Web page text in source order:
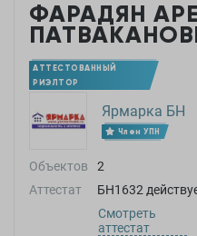
ФАРАДЯН
АТТЕСТОВАННЫЙ
РИЭЛТОР
Ярмарка БН
Член УПН
Объектов
2
Аттестат
БН1632
Смотреть
аттестат